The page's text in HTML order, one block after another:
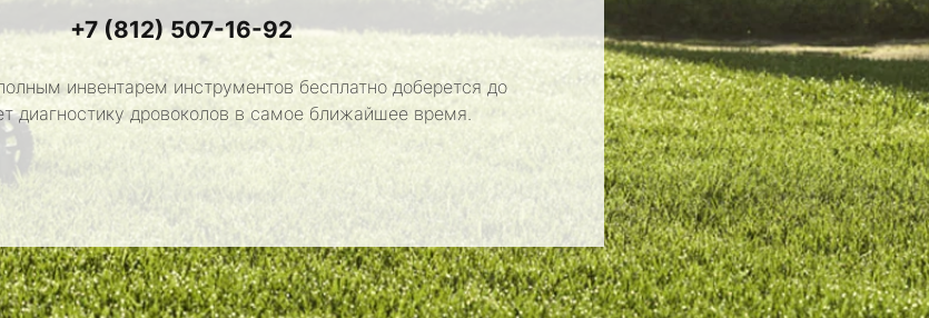
+7 (812) 507-16-92
инвентарем инструментов бесплатно доберется до
диагностику дровоколов в самое ближайшее время.